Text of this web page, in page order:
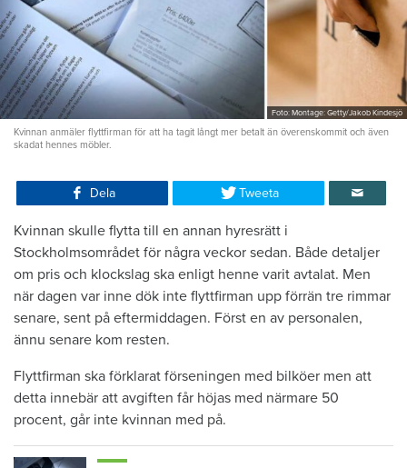
Foto: Montage: Getty/Jakob Kindesjö
Kvinnan anmäler flyttfirman för att ha tagit långt mer betalt än överenskommit och även
skadat hennes möbler.
Dela Tweeta
Kvinnan skulle flytta till en annan hyresrätt i
Stockholmsområdet för några veckor sedan. Både detaljer
om pris och klockslag ska enligt henne varit avtalat. Men
när dagen var inne dök inte flyttfirman upp förrän tre rimmar
senare, sent på eftermiddagen. Först en av personalen,
ännu senare kom resten.
Flyttfirman ska förklarat förseningen med bilköer men att
detta innebär att avgiften får höjas med närmare 50
procent, går inte kvinnan med på.